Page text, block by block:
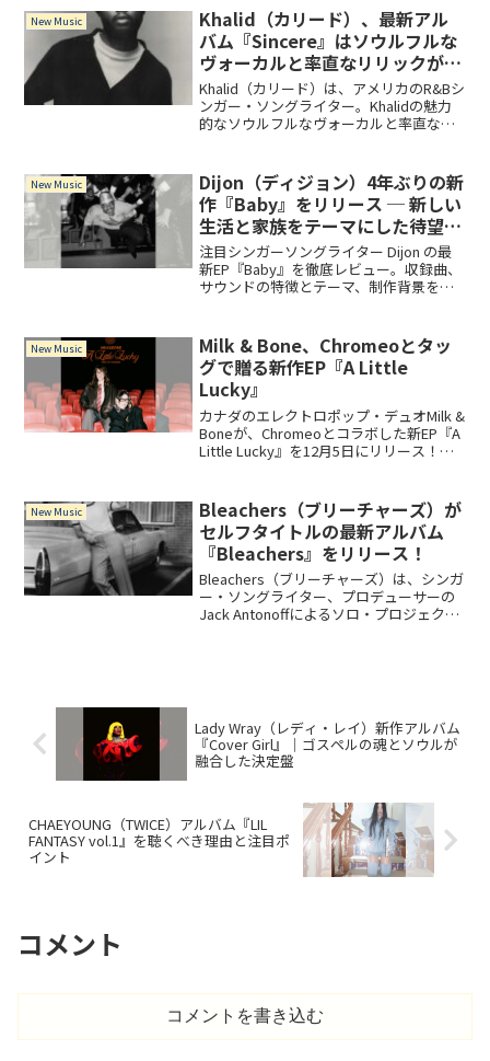
介。
New Music
Khalid（カリード）、最新アル
バム『Sincere』はソウルフルな
ヴォーカルと率直なリリックが存
分に発揮された作品！
Khalid（カリード）は、アメリカのR&Bシ
ンガー・ソングライター。Khalidの魅力
的なソウルフルなヴォーカルと率直なリ
「Adore U」「Please Don't Fall In Love
With Me」「Ground」をはじめ、Arlo
Parksとのコラボレーション曲を含む全16
曲を収録。
New Music
Dijon（ディジョン）4年ぶりの新
作『Baby』をリリース ─ 新しい
生活と家族をテーマにした待望の
2ndアルバム
注目シンガーソングライター Dijon の最
新EP『Baby』を徹底レビュー。収録曲、
サウンドの特徴とテーマ、制作背景を紹
New Music
Milk & Bone、Chromeoとタッ
グで贈る新作EP『A Little
Lucky』
カナダのエレクトロポップ・デュオMilk &
Boneが、Chromeoとコラボした新EP『A
Little Lucky』を12月5日にリリース！先
代表作や受賞歴も紹介。
New Music
Bleachers（ブリーチャーズ）が
セルフタイトルの最新アルバム
『Bleachers』をリリース！
Bleachers（ブリーチャーズ）は、シンガ
ー・ソングライター、プロデューサーの
Jack Antonoffによるソロ・プロジェク
Lady Wray（レディ・レイ）新作アルバム
『Cover Girl』｜ゴスペルの魂とソウルが
融合した決定盤
CHAEYOUNG（TWICE）アルバム『LIL
FANTASY vol.1』を聴くべき理由と注目ポ
イント
コメント
コメントを書き込む